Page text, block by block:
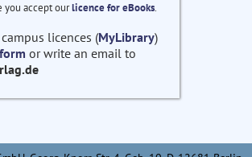
you accept ourlicence for eBooks.
licences (MyLibrary)
or write an email to